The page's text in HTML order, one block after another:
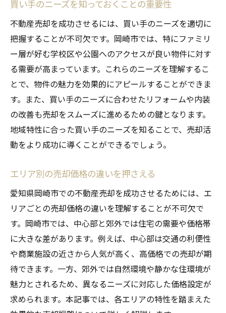
岡崎市で不動産売却を成功させるための具体的
なアドバイス
プロの査定で正確な価格を決める
ホームステージングの効果的な活用
不動産広告の作成と配信のポイント
法的手続きと必要書類の準備
買い手の立場に立った売却戦略
引き渡し後のフォローアップ方法
不動産売却のゴールを達成するために岡崎市で
売却の目標設定と進捗管理
市場価格に基づいた柔軟な交渉術
フィードバックを活用した改善策
競合物件との差別化ポイント
売却後の新生活に向けた準備
長期的な不動産資産管理の考え方
買い手のニーズを知っておくことの重要性
不動産売却を成功させるには、買い手のニーズを適切に
把握することが不可欠です。岡崎市では、特にファミリ
ー層が好む学校区や公園へのアクセスが良い物件に対す
る需要が高まっています。これらのニーズを理解するこ
とで、物件の魅力を効果的にアピールすることができま
す。また、買い手のニーズに合わせたリフォームや内装
の改善も売却をスムーズに進めるための鍵となります。
地域特性に合った買い手のニーズを知ることで、売却活
動をより成功に導くことができるでしょう。
エリア別の売却価格の違いを押さえる
愛知県岡崎市での不動産売却を成功させるためには、エ
リアごとの売却価格の違いを理解することが不可欠で
す。岡崎市では、中心部と郊外では住宅の需要や価格帯
に大きな差があります。例えば、中心部は交通の利便性
や商業施設の近さから人気が高く、高価格での売却が期
待できます。一方、郊外では自然環境や静かな住環境が
魅力とされるため、異なるニーズに対応した価格設定が
求められます。本記事では、各エリアの特性を踏まえた